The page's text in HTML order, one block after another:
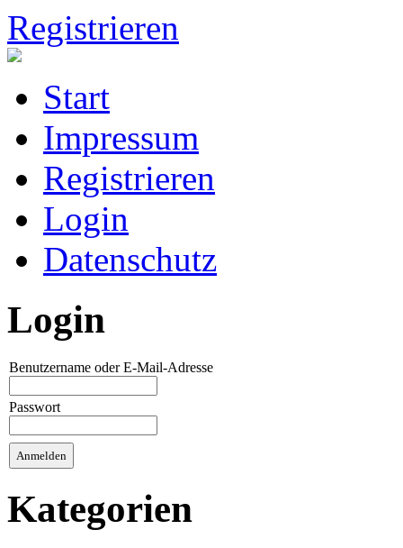
Registrieren
Start
Impressum
Registrieren
Login
Datenschutz
Login
Benutzername oder E-Mail-Adresse
Passwort
Kategorien